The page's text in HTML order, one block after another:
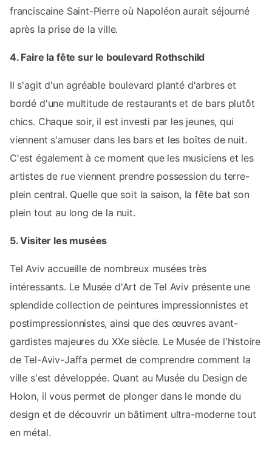
franciscaine Saint-Pierre où Napoléon aurait séjourné
après la prise de la ville.
4. Faire la fête sur le boulevard Rothschild
Il s'agit d'un agréable boulevard planté d'arbres et
bordé d'une multitude de restaurants et de bars plutôt
chics. Chaque soir, il est investi par les jeunes, qui
viennent s'amuser dans les bars et les boîtes de nuit.
C'est également à ce moment que les musiciens et les
artistes de rue viennent prendre possession du terre-
plein central. Quelle que soit la saison, la fête bat son
plein tout au long de la nuit.
5. Visiter les musées
Tel Aviv accueille de nombreux musées très
intéressants. Le Musée d'Art de Tel Aviv présente une
splendide collection de peintures impressionnistes et
postimpressionnistes, ainsi que des œuvres avant-
gardistes majeures du XXe siècle. Le Musée de l'histoire
de Tel-Aviv-Jaffa permet de comprendre comment la
ville s'est développée. Quant au Musée du Design de
Holon, il vous permet de plonger dans le monde du
design et de découvrir un bâtiment ultra-moderne tout
en métal.